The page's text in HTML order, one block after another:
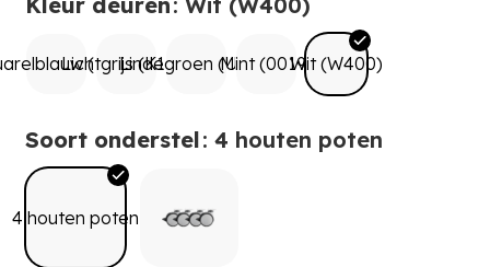
(U739)
Lichtgrijs (K188)
Lindegroen (U195)
Mint (0019)Wit (W400)
Soort onderstel: 4 houten poten
4 houten poten